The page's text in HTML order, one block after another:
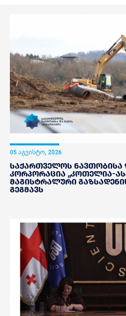
05 აგვისტო, 2026
საქართველოს ნავთობისა
კორპორაცია „კოთელია-
მაგისტრალური
გეგმავს